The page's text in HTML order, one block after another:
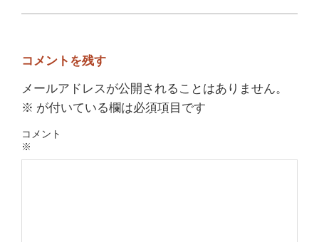
コメントを残す
メールアドレスが公開されることはありません。
※ が付いている欄は必須項目です
コメント
※